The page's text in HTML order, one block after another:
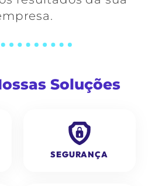
Soluções
SEGURANÇA